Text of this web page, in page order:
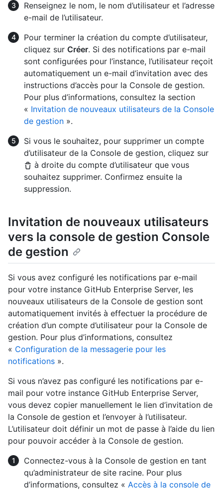
Renseignez le nom, le nom d’utilisateur et l’adresse
e-mail de l’utilisateur.
Pour terminer la création du compte d’utilisateur,
cliquez sur Créer. Si des notifications par e-mail
sont configurées pour l’instance, l’utilisateur reçoit
automatiquement un e-mail d’invitation avec des
instructions d’accès pour la Console de gestion.
Pour plus d’informations, consultez la section
« Invitation de nouveaux utilisateurs de la Console
de gestion ».
Si vous le souhaitez, pour supprimer un compte
d’utilisateur de la Console de gestion, cliquez sur
à droite du compte d’utilisateur que vous
souhaitez supprimer. Confirmez ensuite la
suppression.
Invitation de nouveaux utilisateurs
vers la console de gestion Console
de gestion
Si vous avez configuré les notifications par e-mail
pour votre instance GitHub Enterprise Server, les
nouveaux utilisateurs de la Console de gestion sont
automatiquement invités à effectuer la procédure de
création d’un compte d’utilisateur pour la Console de
gestion. Pour plus d’informations, consultez
« Configuration de la messagerie pour les
notifications ».
Si vous n’avez pas configuré les notifications par e-
mail pour votre instance GitHub Enterprise Server,
vous devez copier manuellement le lien d’invitation de
la Console de gestion et l’envoyer à l’utilisateur.
L’utilisateur doit définir un mot de passe à l’aide du lien
pour pouvoir accéder à la Console de gestion.
Connectez-vous à la Console de gestion en tant
qu’administrateur de site racine. Pour plus
d’informations, consultez « Accès à la console de